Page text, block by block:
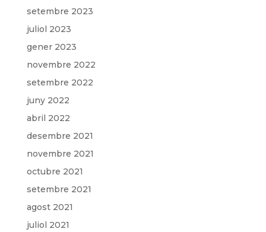
setembre 2023
juliol 2023
gener 2023
novembre 2022
setembre 2022
juny 2022
abril 2022
desembre 2021
novembre 2021
octubre 2021
setembre 2021
agost 2021
juliol 2021